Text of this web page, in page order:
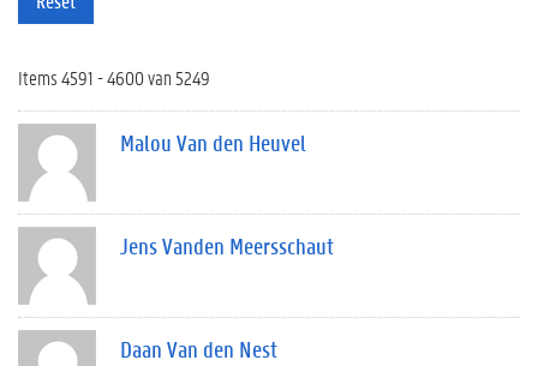
Items 4591 - 4600 van 5249
Malou Van den Heuvel
Jens Vanden Meersschaut
Daan Van den Nest